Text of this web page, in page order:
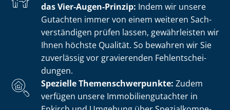
das Vier-Augen-Prinzip: Indem wir unsere
Gutachten immer von einem weiteren Sach­
ver­stän­di­gen prüfen lassen, gewährleisten wir
Ihnen höchste Qualität. So bewahren wir Sie
zuverlässig vor gravierenden Fehl­ent­schei­
dun­gen.
Spezielle The­men­schwer­punk­te: Zudem
verfügen unsere Im­mo­bi­li­en­gut­ach­ter in